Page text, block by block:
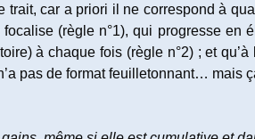
trait, car a priori il ne correspond à
(règle n°1), qui progresse
à chaque fois (règle n°2) ; et
pas de format feuilletonnant… mais